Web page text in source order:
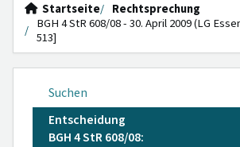
Startseite
Rechtsprechung
BGH 4 StR 608/08 - 30. April 2009 (LG
513]
Suchen
Entscheidung
BGH 4 StR 608/08: